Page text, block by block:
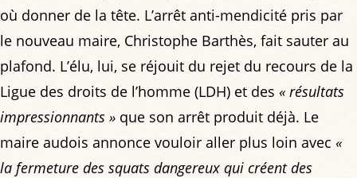
où donner de la tête. L’arrêt anti-mendicité pris par
le nouveau maire, Christophe Barthès, fait sauter au
plafond. L’élu, lui, se réjouit du rejet du recours de la
Ligue des droits de l’homme (LDH) et des « résultats
impressionnants » que son arrêt produit déjà. Le
maire audois annonce vouloir aller plus loin avec «
la fermeture des squats dangereux qui créent des